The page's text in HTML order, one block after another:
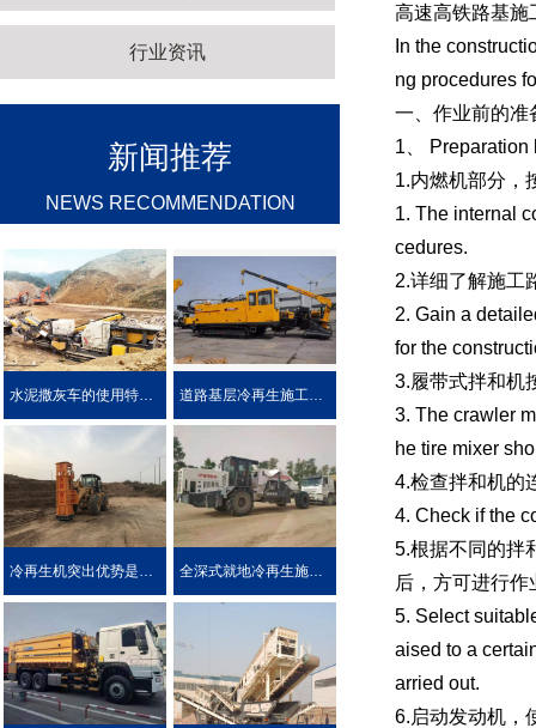
行业资讯
新闻推荐
NEWS RECOMMENDATION
水泥撒灰车的使用特点及优势介绍 道路基层冷再生施工工艺
冷再生机突出优势是被用户喜爱的原因！ 全深式就地冷再生施工工艺特点介绍
高速高铁路基施
In the
ng procedures
一、作业前的准
1、 Preparation
1.内燃机部分，
1. The internal
cedures.
2.详细了解施工
2. Gain a
for the
3.履带式拌和机
3. The crawler
he tire mixer
4.检查拌和机的
4. Check if the
5.根据不同的拌
后，方可进行作
5. Select
aised to a
arried out.
6.启动发动机，